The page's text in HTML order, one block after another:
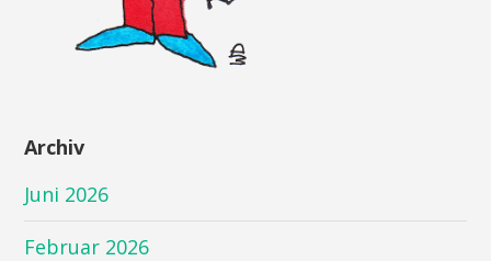
Archiv
Juni 2026
Februar 2026